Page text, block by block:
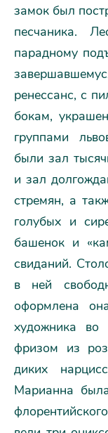
замок был
песчаника.
парадному
ренессанс, с
бокам,
группами
были зал
и зал
стремян, а
голубых и
башенок и
свиданий.
в ней
оформлена
художника во
фризом из
диких
Марианна